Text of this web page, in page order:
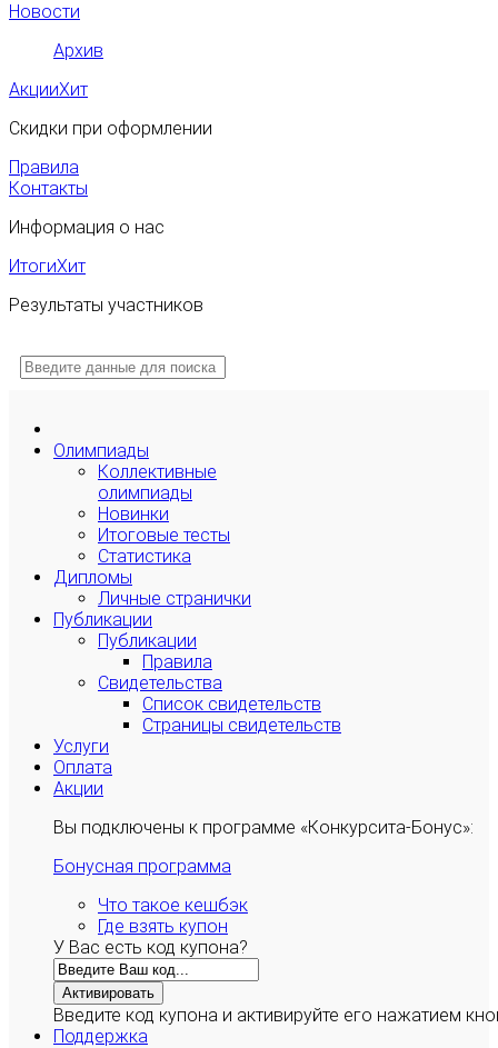
Новости
Архив
АкцииХит
Скидки при оформлении
Правила
Контакты
Информация о нас
ИтогиХит
Результаты участников
Олимпиады
Коллективные
олимпиады
Новинки
Итоговые тесты
Статистика
Дипломы
Личные странички
Публикации
Публикации
Правила
Свидетельства
Список свидетельств
Страницы свидетельств
Услуги
Оплата
Акции
Вы подключены к программе «Конкурсита-Бонус»:
Бонусная программа
Что такое кешбэк
Где взять купон
У Вас есть код купона?
Активировать
Введите код купона и активируйте его нажатием
Поддержка